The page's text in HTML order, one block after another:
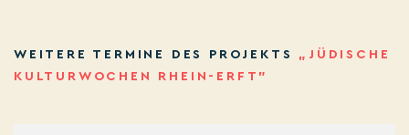
WEITERE TERMINE DES PROJEKTS „JÜDISCHE
KULTURWOCHEN RHEIN-ERFT”